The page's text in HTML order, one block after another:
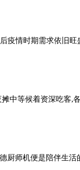
疫情时期需求依旧
中等候着资深吃客,
厨师机便是陪伴生